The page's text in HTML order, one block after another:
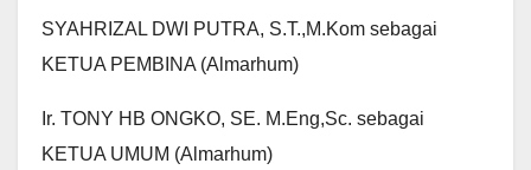
SYAHRIZAL DWI PUTRA, S.T.,M.Kom sebagai
KETUA PEMBINA (Almarhum)
Ir. TONY HB ONGKO, SE. M.Eng,Sc. sebagai
KETUA UMUM (Almarhum)